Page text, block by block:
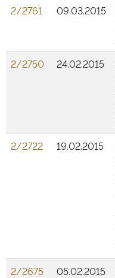
2/2761
09.03.2015
2/2750
24.02.2015
2/2722
19.02.2015
2/2675
05.02.2015